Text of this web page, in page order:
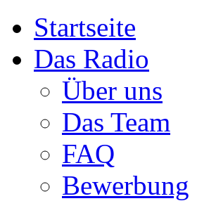
Startseite
Das Radio
Über uns
Das Team
FAQ
Bewerbung